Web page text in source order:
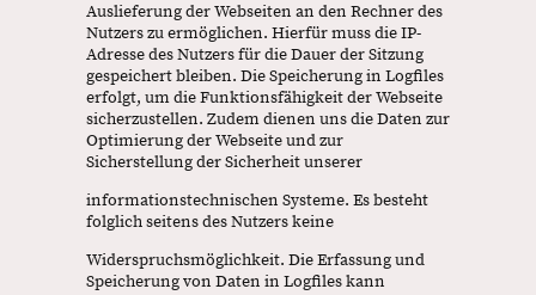
Auslieferung der Webseiten an den Rechner des
Nutzers zu ermöglichen. Hierfür muss die IP-
Adresse des Nutzers für die Dauer der Sitzung
gespeichert bleiben. Die Speicherung in Logfiles
erfolgt, um die Funktionsfähigkeit der Webseite
sicherzustellen. Zudem dienen uns die Daten zur
Optimierung der Webseite und zur
Sicherstellung der Sicherheit unserer
informationstechnischen Systeme. Es besteht
folglich seitens des Nutzers keine
Widerspruchsmöglichkeit. Die Erfassung und
Speicherung von Daten in Logfiles kann